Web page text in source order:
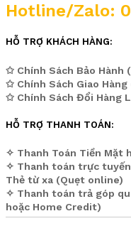
Hotline/Zalo:
HỖ TRỢ KHÁCH HÀNG:
✩ Chính Sách Bảo Hành
✩ Chính Sách Giao Hàng
✩ Chính Sách Đổi Hàng
HỖ TRỢ THANH TOÁN:
✧ Thanh Toán Tiền Mặt
✧ Thanh toán trực
Thẻ từ xa (Quẹt online)
✧ Thanh toán trả góp
hoặc Home Credit)